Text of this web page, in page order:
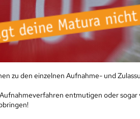
zu den einzelnen Aufnahme- und
entmutigen oder sogar